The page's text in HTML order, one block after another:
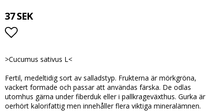
37 SEK
>Cucumus sativus L<
Fertil, medeltidig sort av salladstyp. Frukterna är mörkgröna,
vackert formade och passar att användas färska. De odlas
utomhus gärna under fiberduk eller i pallkrageväxthus. Gurka är
oerhört kalorifattig men innehåller flera viktiga mineralämnen.